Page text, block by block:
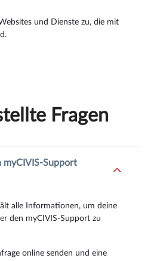
und Dienste zu, die mit
Fragen
myCIVIS-Support
alle Informationen, um deine
den myCIVIS-Support zu
online senden und eine